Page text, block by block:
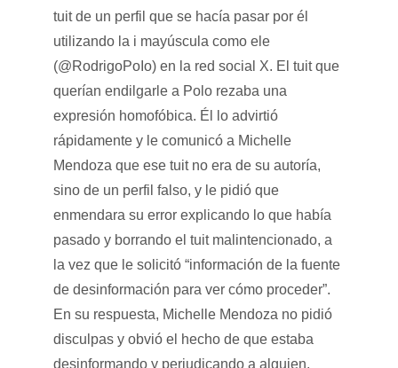
tuit de un perfil que se hacía pasar por él
utilizando la i mayúscula como ele
(@RodrigoPoIo) en la red social X. El tuit que
querían endilgarle a Polo rezaba una
expresión homofóbica. Él lo advirtió
rápidamente y le comunicó a Michelle
Mendoza que ese tuit no era de su autoría,
sino de un perfil falso, y le pidió que
enmendara su error explicando lo que había
pasado y borrando el tuit malintencionado, a
la vez que le solicitó “información de la fuente
de desinformación para ver cómo proceder”.
En su respuesta, Michelle Mendoza no pidió
disculpas y obvió el hecho de que estaba
desinformando y perjudicando a alguien.